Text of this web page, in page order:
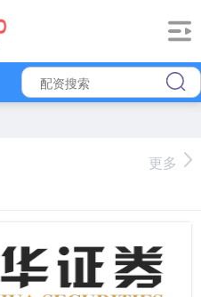
更多